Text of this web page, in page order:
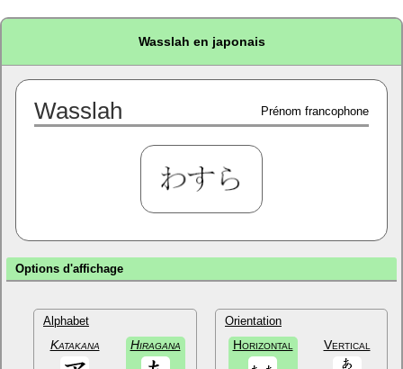
Wasslah en japonais
Wasslah Prénom francophone
Options d'affichage
Alphabet
Katakana Hiragana
Orientation
Horizontal Vertical